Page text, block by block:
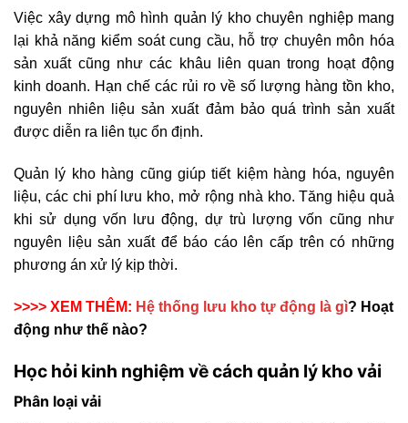
Việc xây dựng mô hình quản lý kho chuyên nghiệp mang
lại khả năng kiểm soát cung cầu, hỗ trợ chuyên môn hóa
sản xuất cũng như các khâu liên quan trong hoạt động
kinh doanh. Hạn chế các rủi ro về số lượng hàng tồn kho,
nguyên nhiên liệu sản xuất đảm bảo quá trình sản xuất
được diễn ra liên tục ổn định.
Quản lý kho hàng cũng giúp tiết kiệm hàng hóa, nguyên
liệu, các chi phí lưu kho, mở rộng nhà kho. Tăng hiệu quả
khi sử dụng vốn lưu động, dự trù lượng vốn cũng như
nguyên liệu sản xuất để báo cáo lên cấp trên có những
phương án xử lý kịp thời.
>>>> XEM THÊM: Hệ thống lưu kho tự động là gì? Hoạt
động như thế nào?
Học hỏi kinh nghiệm về cách quản lý kho vải
Phân loại vải